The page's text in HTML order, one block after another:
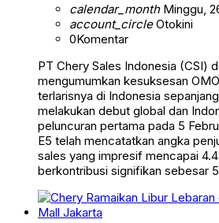
calendar_monthMinggu,
account_circleOtokini
0Komentar
PT Chery Sales Indonesia (CSI)
mengumumkan kesuksesan
terlarisnya di Indonesia
melakukan debut global dan
peluncuran pertama pada 5
E5 telah mencatatkan angka
sales yang impresif mencapai
berkontribusi signifikan sebesar